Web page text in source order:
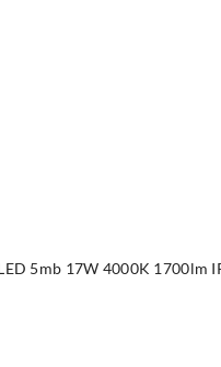
LED 5mb 17W 4000K 1700lm